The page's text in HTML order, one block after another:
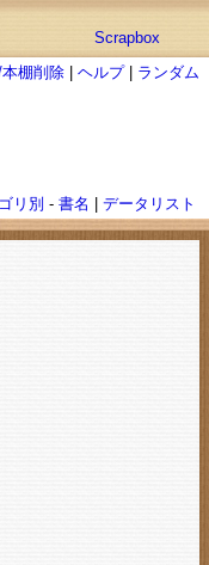
Scrapbox
棚削除 |ヘルプ| ランダム
リ別 -書名 |データリスト